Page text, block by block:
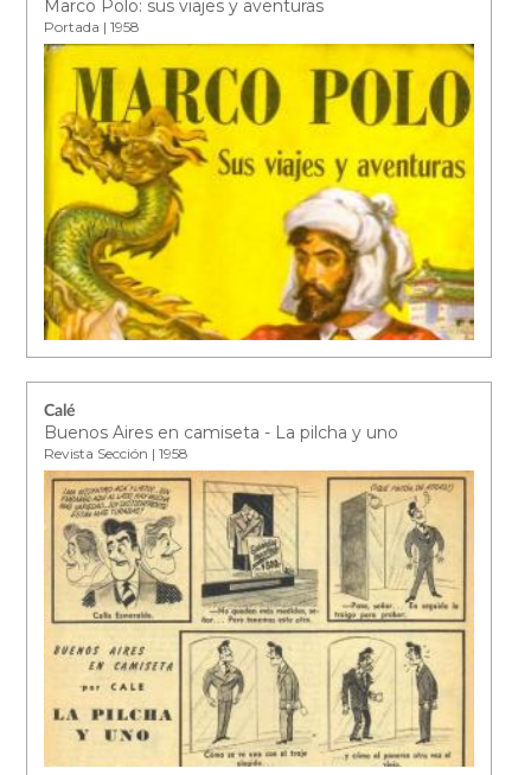
Marco Polo: sus viajes y aventuras
Portada | 1958
Calé
Buenos Aires en camiseta - La pilcha y uno
Revista Sección | 1958